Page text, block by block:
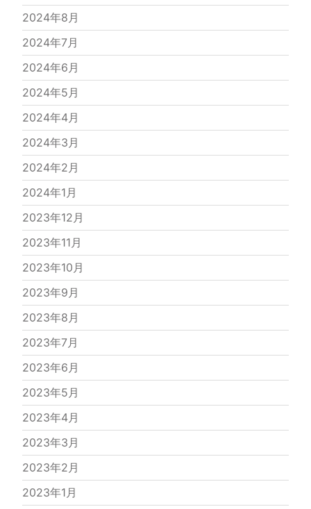
2024年8月
2024年7月
2024年6月
2024年5月
2024年4月
2024年3月
2024年2月
2024年1月
2023年12月
2023年11月
2023年10月
2023年9月
2023年8月
2023年7月
2023年6月
2023年5月
2023年4月
2023年3月
2023年2月
2023年1月